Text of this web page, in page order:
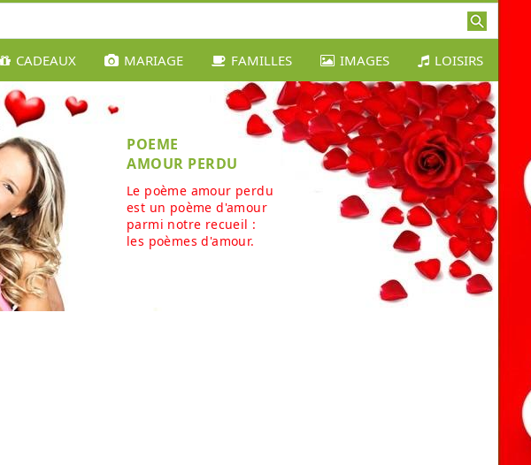
CADEAUX MARIAGE FAMILLES IMAGES LOISIRS
POEME
AMOUR PERDU
Le poème amour perdu
est un poème d'amour
parmi notre recueil :
les poèmes d'amour.